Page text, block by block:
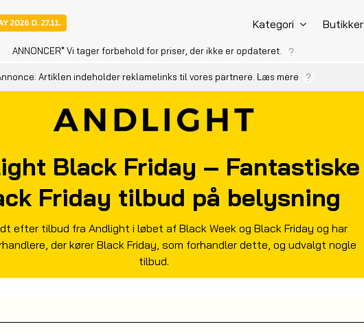
Kategori Butikker
ANNONCER* Vi tager forbehold for priser, der ikke er opdateret.
Artiklen indeholder reklamelinks til vores partnere. Læs mere
Black Friday – Fantastiske
Friday tilbud på belysning
efter tilbud fra Andlight i løbet af Black Week og Black Friday og har
der kører Black Friday, som forhandler dette, og udvalgt nogle
tilbud.